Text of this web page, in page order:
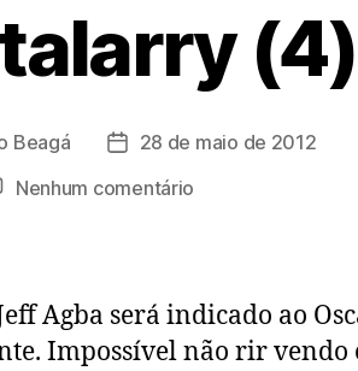
(4)
Beagá
Data
publicação
28 de maio de 2012
Nenhum comentário
Agba será indicado ao
Impossível não rir vendo